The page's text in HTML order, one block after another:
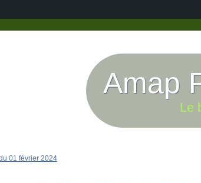
Amap
Le
01 février 2024